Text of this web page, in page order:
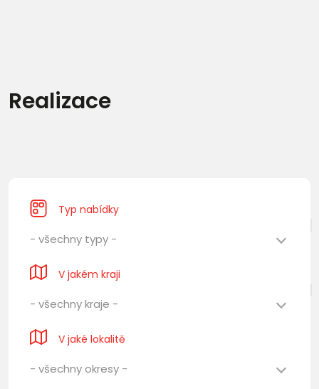
Realizace
Typ nabídky
- všechny typy -
V jakém kraji
- všechny kraje -
V jaké lokalitě
- všechny okresy -